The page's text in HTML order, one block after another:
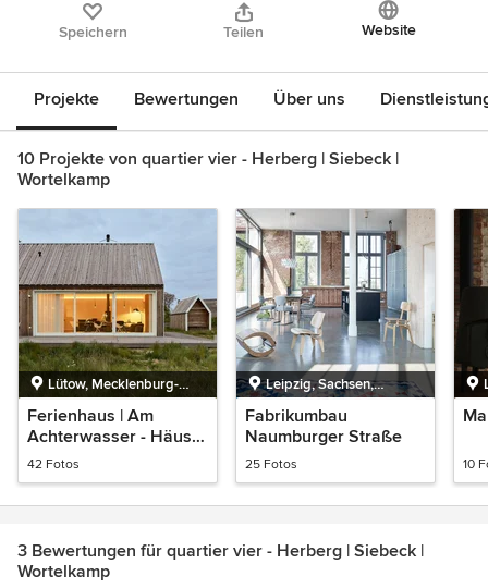
Speichern Teilen Website
Projekte Bewertungen Über uns
10 Projekte von quartier vier - Herberg | Siebeck |
Wortelkamp
Lütow, Mecklenburg-
Vorpommern
Ferienhaus | Am
Achterwasser - Häuser
Award 2021
42 Fotos
Leipzig, Sachsen,
Deutschland
Fabrikumbau
Naumburger Straße
25 Fotos 10
3 Bewertungen für quartier vier - Herberg | Siebeck |
Wortelkamp